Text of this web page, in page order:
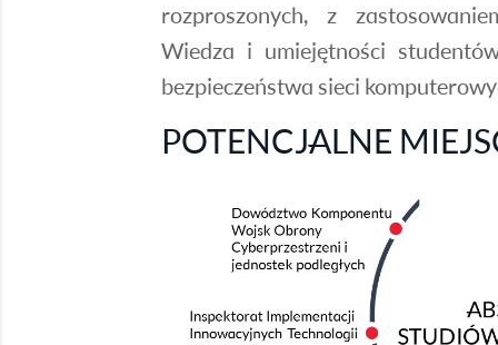
rozproszonych, z
Wiedza i umiejętności
bezpieczeństwa sieci
POTENCJALNE